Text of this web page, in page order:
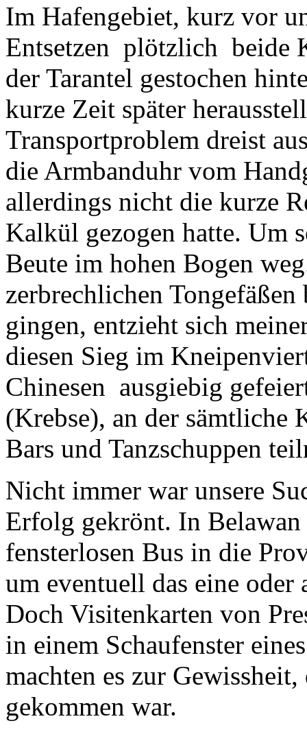
Im Hafengebiet, kurz vor
Entsetzen plötzlich beide
der Tarantel gestochen
kurze Zeit später
Transportproblem dreist
die Armbanduhr vom
allerdings nicht die kurze
Kalkül gezogen hatte. Um
Beute im hohen Bogen
zerbrechlichen
gingen, entzieht sich
diesen Sieg im
Chinesen ausgiebig
(Krebse), an der sämtliche
Bars und Tanzschuppen
Nicht immer war unsere
Erfolg gekrönt. In
fensterlosen Bus in die
um eventuell das eine oder
Doch Visitenkarten von
in einem Schaufenster
machten es zur
gekommen war.